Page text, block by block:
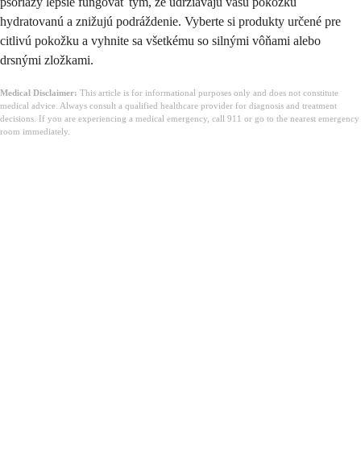
hydratovanú a znižujú podráždenie. Vyberte si produkty určené pre
citlivú pokožku a vyhnite sa všetkému so silnými vôňami alebo
drsnými zložkami.
Medical Disclaimer: This article is for informational purposes only and does not constitute
medical advice. Always consult a qualified healthcare provider for diagnosis and treatment
decisions. If you are experiencing a medical emergency, call 911 or go to the nearest emergency
room immediately.